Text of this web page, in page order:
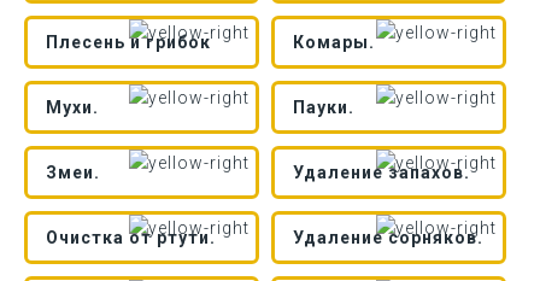
Плесень и грибок Комары.
Мухи. Пауки.
Змеи. Удаление запахов.
Очистка от ртути. Удаление сорняков.